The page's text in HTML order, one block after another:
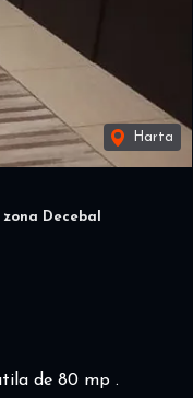
Harta
Decebal
de 80 mp .